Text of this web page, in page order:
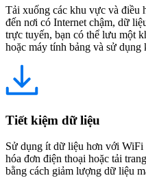
Tải xuống các khu vực và điều
đến nơi có Internet chậm, dữ
trực tuyến, bạn có thể lưu một
hoặc máy tính bảng và sử dụng
Tiết kiệm dữ liệu
Sử dụng ít dữ liệu hơn với WiFi
hóa đơn điện thoại hoặc tải
bằng cách giảm lượng dữ liệu